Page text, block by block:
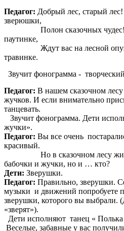
Педагог: Добрый лес,
зверюшки,
Полон сказочных
паутинке,
Ждут вас на лесной
травинке.
Звучит фонограмма -
Педагог: В нашем сказочном
жучков. И если внимательно
танцевать.
Звучит фонограмма. Дети
жучки».
Педагог: Вы все очень
красивый.
Но в сказочном лесу
бабочки и жучки, но и … кто?
Дети: Зверушки.
Педагог: Правильно, зверушки.
музыки и движений попробуете
зверушки, которого вы выбрали.
«зверят»).
Дети исполняют танец « Полька
Веселые, забавные у вас